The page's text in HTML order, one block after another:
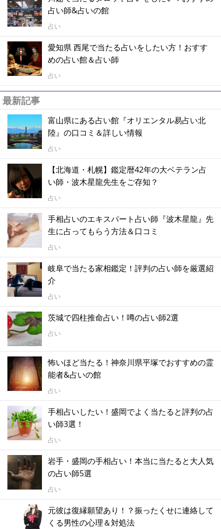
占い師&占いの館
占い
愛知県 西尾で当たる占いをしたい方！おすす
めの占い館＆占い師
占い
最新記事
富山県にある占い館『オリエンタル易占い北
陸』の口コミ＆詳しい情報
占い
【北海道・札幌】鑑定暦42年の大ベテラン占
い師・波木星龍先生をご存知？
占い
手相占いのエキスパート占い師『波木星龍』先
生に占ってもらう方法＆口コミ
占い
岐阜で当たる家相鑑定！評判の占い師を厳選紹
介
占い
茨城で四柱推命占い！噂の占い師2選
占い
怖いほど当たる！神奈川県平塚でおすすめの霊
能者&占いの館
占い
手相占いしたい！盛岡でよく当たると評判の占
い師3選！
占い
岩手・盛岡の手相占い！本当に当たると大人気
の占い師5選
占い
元彼は復縁願望あり！？振ったくせに連絡して
くる男性の心理＆対処法